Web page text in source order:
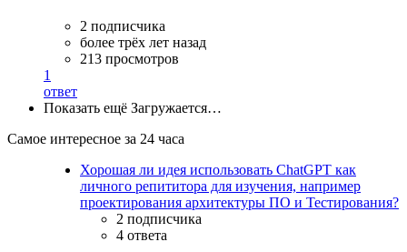
2 подписчика
более трёх лет назад
213 просмотров
1
ответ
Показать ещё Загружается…
Самое интересное за 24 часа
Хорошая ли идея использовать ChatGPT как
личного репититора для изучения, например
проектирования архитектуры ПО и Тестирования?
2 подписчика
4 ответа